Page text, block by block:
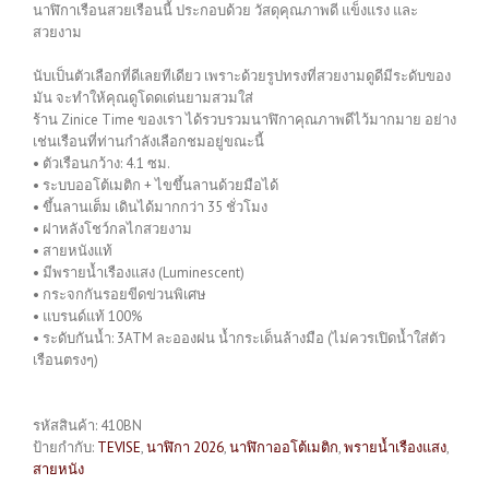
นาฬิกาเรือนสวยเรือนนี้ ประกอบด้วย วัสดุคุณภาพดี แข็งแรง และ
สวยงาม
นับเป็นตัวเลือกที่ดีเลยทีเดียว เพราะด้วยรูปทรงที่สวยงามดูดีมีระดับของ
มัน จะทำให้คุณดูโดดเด่นยามสวมใส่
ร้าน Zinice Time ของเรา ได้รวบรวมนาฬิกาคุณภาพดีไว้มากมาย อย่าง
เช่นเรือนที่ท่านกำลังเลือกชมอยู่ขณะนี้
• ตัวเรือนกว้าง: 4.1 ซม.
• ระบบออโต้เมติก + ไขขึ้นลานด้วยมือได้
• ขึ้นลานเต็ม เดินได้มากกว่า 35 ชั่วโมง
• ฝาหลังโชว์กลไกสวยงาม
• สายหนังแท้
• มีพรายน้ำเรืองแสง (Luminescent)
• กระจกกันรอยขีดข่วนพิเศษ
• แบรนด์แท้ 100%
• ระดับกันน้ำ: 3ATM ละอองฝน น้ำกระเด็นล้างมือ (ไม่ควรเปิดน้ำใส่ตัว
เรือนตรงๆ)
รหัสสินค้า: 410BN
ป้ายกำกับ: TEVISE,นาฬิกา 2026,นาฬิกาออโต้เมติก,พรายน้ำเรืองแสง,
สายหนัง